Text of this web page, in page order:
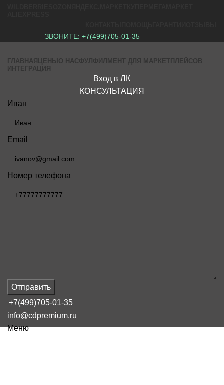
ЗВОНИТЕ:+7(499)705-01-35
ГЛАВНАЯ ЦЕНЫ О НАСФУЛФИЛМЕНТ ДЛЯ МАРКЕТПЛЕЙСОВ
ИНТЕГРАЦИЯ
Вход в ЛК
КОНСУЛЬТАЦИЯ
Иван
Email
Номер телефона
Отправить
+7(499)705-01-35
info@cdpremium.ru
Меню